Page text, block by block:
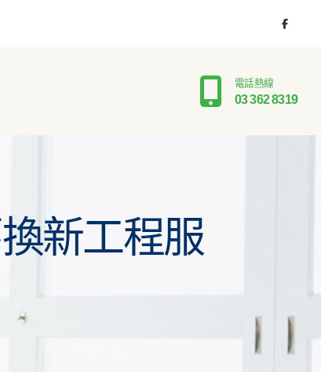
電話熱線
03 362 8319
新工程服